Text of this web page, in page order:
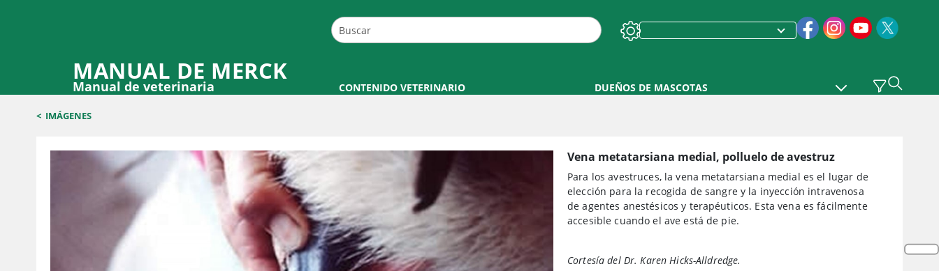
MANUAL DE MERCK
Manual de veterinaria CONTENIDO VETERINARIO DUEÑOS DE MASCOTAS
< IMÁGENES
Vena metatarsiana medial, polluelo de avestruz
Para los avestruces, la vena metatarsiana medial es el lugar de
elección para la recogida de sangre y la inyección intravenosa
de agentes anestésicos y terapéuticos. Esta vena es fácilmente
accesible cuando el ave está de pie.
Cortesía del Dr. Karen Hicks-Alldredge.